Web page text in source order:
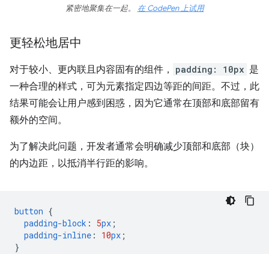
紧密地聚集在一起。 在 CodePen 上试用
更轻松地居中
对于较小、更内联且内容固有的组件， padding: 10px 是
一种合理的样式，可为元素指定四边等距的间距。不过，此
结果可能会让用户感到困惑，因为它通常在顶部和底部留有
额外的空间。
为了解决此问题，开发者通常会明确减少顶部和底部（块）
的内边距，以抵消半行距的影响。
button {
padding-block : 5px ;
padding-inline : 10px ;
}